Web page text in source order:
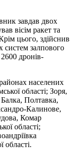
завдав двох
вісім ракет та
цього, здійснив
систем залпового
дронів-
населених
області; Зоря,
Полтавка,
Калинове,
Комар
області;
області.